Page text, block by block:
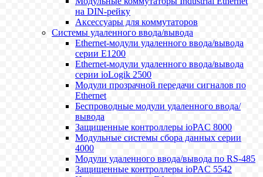
на DIN-рейку
Аксессуары для коммутаторов
Системы удаленного ввода/вывода
Ethernet-модули удаленного ввода/вывода
серии E1200
Ethernet-модули удаленного ввода/вывода
серии ioLogik 2500
Модули прозрачной передачи сигналов по
Ethernet
Беспроводные модули удаленного ввода/
вывода
Защищенные контроллеры ioPAC 8000
Модульные системы сбора данных серии
4000
Модули удаленного ввода/вывода по RS-485
Защищенные контроллеры ioPAC 5542